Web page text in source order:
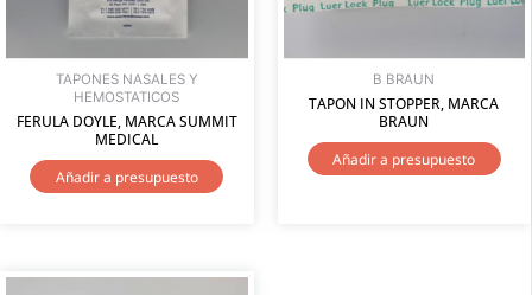
TAPONES NASALES Y
HEMOSTATICOS
FERULA DOYLE, MARCA SUMMIT
MEDICAL
Añadir a presupuesto
B BRAUN
TAPON IN STOPPER, MARCA
BRAUN
Añadir a presupuesto